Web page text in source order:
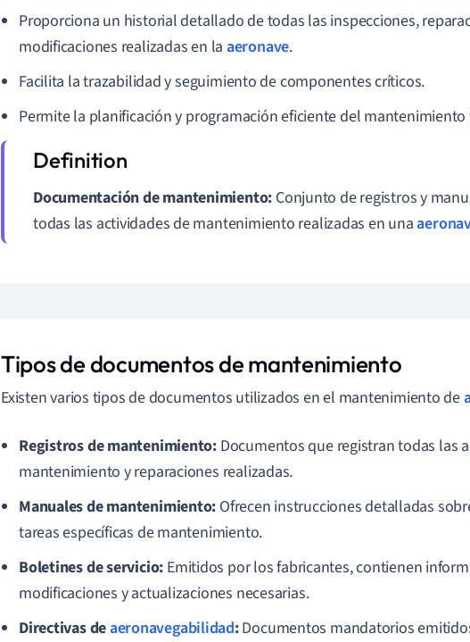
Proporciona un historial detallado de todas las inspecciones,
modificaciones realizadas en la aeronave.
Facilita la trazabilidad y seguimiento de componentes críticos.
Permite la planificación y programación eficiente del
Documentación de mantenimiento: Conjunto de registros y
todas las actividades de mantenimiento realizadas en una
Tipos de documentos de mantenimiento
Existen varios tipos de documentos utilizados en el mantenimiento de
Registros de mantenimiento: Documentos que registran todas las
mantenimiento y reparaciones realizadas.
Manuales de mantenimiento: Ofrecen instrucciones detalladas
tareas específicas de mantenimiento.
Boletines de servicio: Emitidos por los fabricantes, contienen
modificaciones y actualizaciones necesarias.
Directivas deaeronavegabilidad:Documentos mandatorios